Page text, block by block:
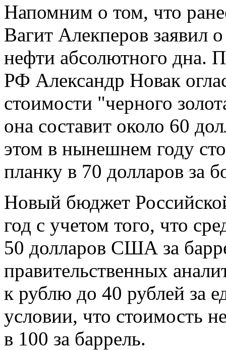
Напомним о том, что
Вагит Алекперов заявил
нефти абсолютного дна.
РФ Александр Новак
стоимости "черного
она составит около 60
этом в нынешнем году
планку в 70 долларов за
Новый бюджет
год с учетом того, что
50 долларов США за
правительственных
к рублю до 40 рублей за
условии, что стоимость
в 100 за баррель.